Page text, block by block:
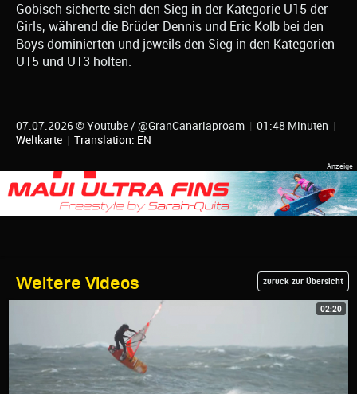
Gobisch sicherte sich den Sieg in der Kategorie U15 der
Girls, während die Brüder Dennis und Eric Kolb bei den
Boys dominierten und jeweils den Sieg in den Kategorien
U15 und U13 holten.
07.07.2026 © Youtube / @GranCanariaproam | 01:48 Minuten |
Weltkarte | Translation: EN
Weitere Videos zurück zur Übersicht
02:20